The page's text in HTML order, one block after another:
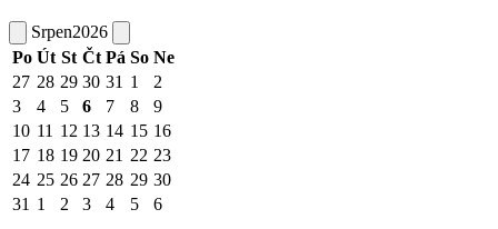
Srpen2026
Po Út St Čt Pá So Ne
27 28 29 30 31 1
2
3
4 5 6 7 8
9
10 11 12 13 14 15 16
17 18 19 20 21 22 23
24 25 26 27 28 29 30
31 1 2 3 4 5 6